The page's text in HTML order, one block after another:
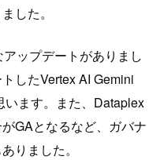
した。
ップデートがありまし
したVertex AI Gemini
ます。また、Dataplex
GAとなるなど、ガバナ
りました。